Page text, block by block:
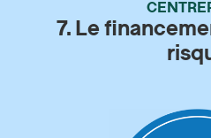
7. Le